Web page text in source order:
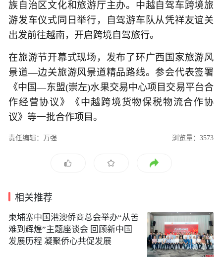
族自治区文化和旅游厅主办。中越自驾车跨境旅
游发车仪式同日举行，自驾游车队从凭祥友谊关
出发前往越南，开启跨境自驾旅行。
在旅游节开幕式现场，发布了环广西国家旅游风
景道—边关旅游风景道精品路线。参会代表签署
《中国—东盟(崇左)水果交易中心项目交易平台合
作经营协议》《中越跨境货物保税物流合作协
议》等一批合作项目。
责任编辑：万强 浏览量：3573
相关推荐
柬埔寨中国港澳侨商总会举办“从苦
难到辉煌”主题座谈会 回顾新中国
发展历程 凝聚侨心共促发展